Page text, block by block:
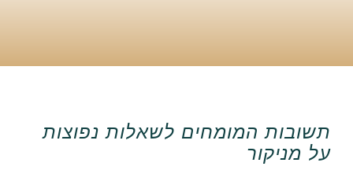
תשובות המומחים לשאלות נפוצות
על מניקור